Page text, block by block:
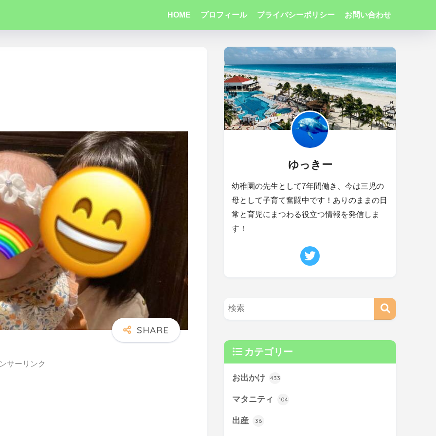
HOME プロフィール プライバシーポリシー お問い合わせ
サーリンク
ゆっきー
幼稚園の先生として7年間働き、今は三児の
母として子育て奮闘中です！ありのままの日
常と育児にまつわる役立つ情報を発信しま
す！
カテゴリー
お出かけ 433
マタニティ 104
出産 36